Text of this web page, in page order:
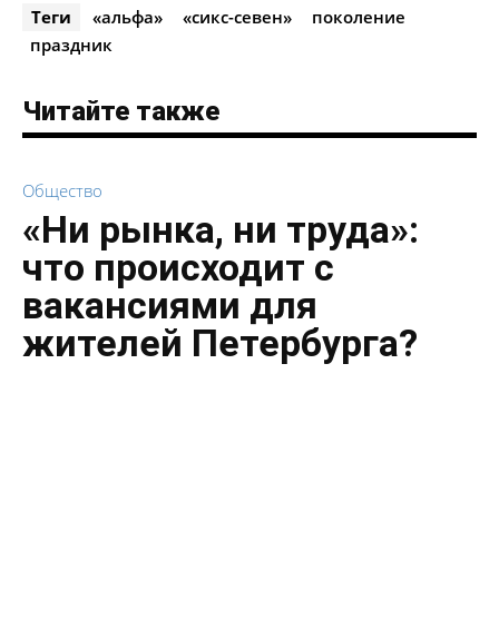
Теги «альфа» «сикс-севен»
поколение
праздник
Читайте также
Общество
«Ни рынка, ни труда»:
что происходит с
вакансиями для
жителей Петербурга?